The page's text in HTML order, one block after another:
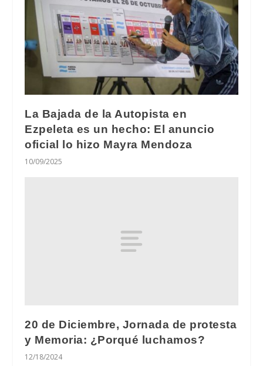
La Bajada de la Autopista en
Ezpeleta es un hecho: El anuncio
oficial lo hizo Mayra Mendoza
10/09/2025
20 de Diciembre, Jornada de protesta
y Memoria: ¿Porqué luchamos?
12/18/2024